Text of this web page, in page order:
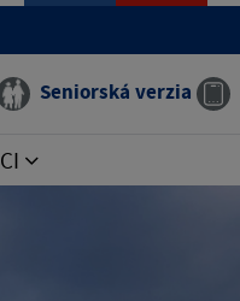
Seniorská verzia